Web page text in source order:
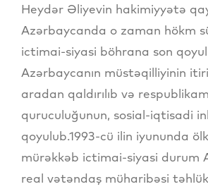
Heydər Əliyevin hakimiyyətə
Azərbaycanda o zaman hökm
ictimai-siyasi böhrana son
Azərbaycanın müstəqilliyinin
aradan qaldırılıb və
quruculuğunun, sosial-iqtisadi
qoyulub.1993-cü ilin iyununda
mürəkkəb ictimai-siyasi durum
real vətəndaş müharibəsi